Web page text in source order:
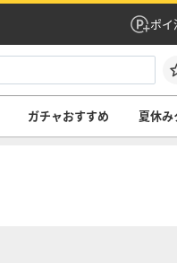
ポイ
ガチャおすすめ 夏休み